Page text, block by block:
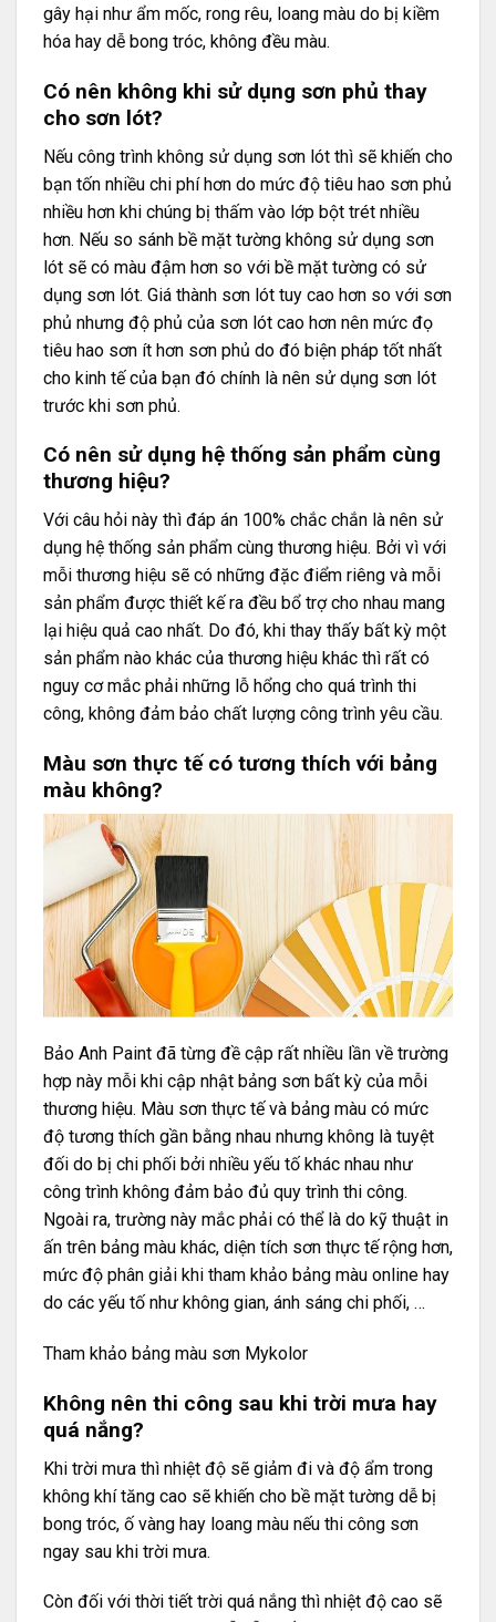
gây hại như ẩm mốc, rong rêu, loang màu do bị kiềm
hóa hay dễ bong tróc, không đều màu.
Có nên không khi sử dụng sơn phủ thay
cho sơn lót?
Nếu công trình không sử dụng sơn lót thì sẽ khiến cho
bạn tốn nhiều chi phí hơn do mức độ tiêu hao sơn phủ
nhiều hơn khi chúng bị thấm vào lớp bột trét nhiều
hơn. Nếu so sánh bề mặt tường không sử dụng sơn
lót sẽ có màu đậm hơn so với bề mặt tường có sử
dụng sơn lót. Giá thành sơn lót tuy cao hơn so với sơn
phủ nhưng độ phủ của sơn lót cao hơn nên mức đọ
tiêu hao sơn ít hơn sơn phủ do đó biện pháp tốt nhất
cho kinh tế của bạn đó chính là nên sử dụng sơn lót
trước khi sơn phủ.
Có nên sử dụng hệ thống sản phẩm cùng
thương hiệu?
Với câu hỏi này thì đáp án 100% chắc chắn là nên sử
dụng hệ thống sản phẩm cùng thương hiệu. Bởi vì với
mỗi thương hiệu sẽ có những đặc điểm riêng và mỗi
sản phẩm được thiết kế ra đều bổ trợ cho nhau mang
lại hiệu quả cao nhất. Do đó, khi thay thấy bất kỳ một
sản phẩm nào khác của thương hiệu khác thì rất có
nguy cơ mắc phải những lỗ hổng cho quá trình thi
công, không đảm bảo chất lượng công trình yêu cầu.
Màu sơn thực tế có tương thích với bảng
màu không?
Bảo Anh Paint đã từng đề cập rất nhiều lần về trường
hợp này mỗi khi cập nhật bảng sơn bất kỳ của mỗi
thương hiệu. Màu sơn thực tế và bảng màu có mức
độ tương thích gần bằng nhau nhưng không là tuyệt
đối do bị chi phối bởi nhiều yếu tố khác nhau như
công trình không đảm bảo đủ quy trình thi công.
Ngoài ra, trường này mắc phải có thể là do kỹ thuật in
ấn trên bảng màu khác, diện tích sơn thực tế rộng hơn,
mức độ phân giải khi tham khảo bảng màu online hay
do các yếu tố như không gian, ánh sáng chi phối, …
Tham khảo bảng màu sơn Mykolor
Không nên thi công sau khi trời mưa hay
quá nắng?
Khi trời mưa thì nhiệt độ sẽ giảm đi và độ ẩm trong
không khí tăng cao sẽ khiến cho bề mặt tường dễ bị
bong tróc, ố vàng hay loang màu nếu thi công sơn
ngay sau khi trời mưa.
Còn đối với thời tiết trời quá nắng thì nhiệt độ cao sẽ